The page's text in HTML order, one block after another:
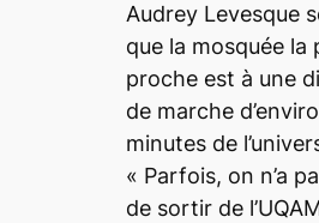
Audrey Levesque
que la mosquée la
proche est à une
de marche
minutes de
« Parfois, on n’a
de sortir de